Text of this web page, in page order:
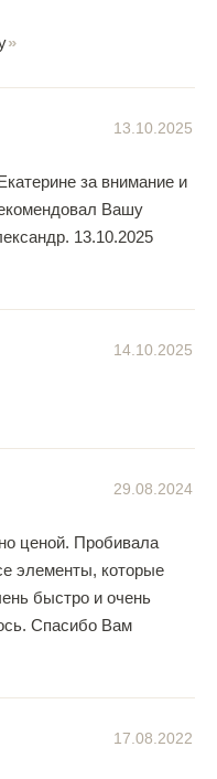
13.10.2025
за внимание и
Вашу
13.10.2025
14.10.2025
29.08.2024
ценой. Пробивала
элементы, которые
быстро и очень
Спасибо Вам
17.08.2022